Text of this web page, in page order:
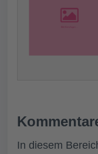
In diesem